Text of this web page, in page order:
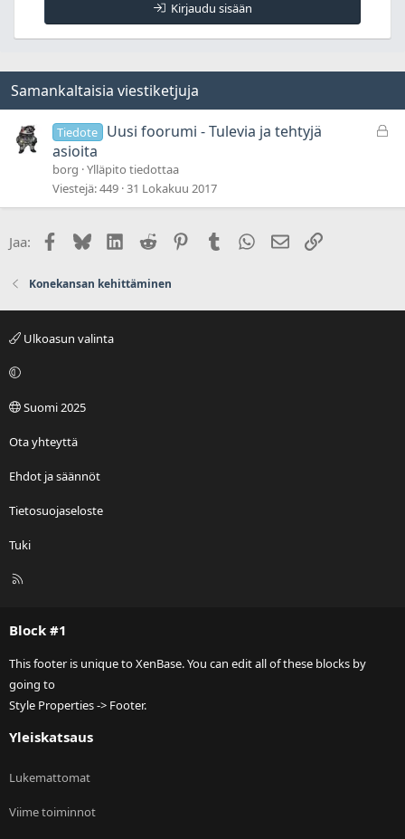
Kirjaudu sisään
Samankaltaisia viestiketjuja
L
t
Tiedote
Uusi foorumi - Tulevia ja tehtyjä
asioita
borg Ylläpito tiedottaa
Viestejä 449 31 Lokakuu 2017
Jaa: Facebook
BlueskyLinkedIn
Reddit PinterestTumblr WhatsApp
Sähköposti
Linkki
Konekansan kehittäminen
Ulkoasun valinta
Suomi 2025
Ota yhteyttä
Ehdot ja säännöt
Tietosuojaseloste
Tuki
R
Block #1
This footer is unique to XenBase. You can edit all of these blocks by
going to
Style Properties -> Footer.
Yleiskatsaus
Lukemattomat
Viime toiminnot